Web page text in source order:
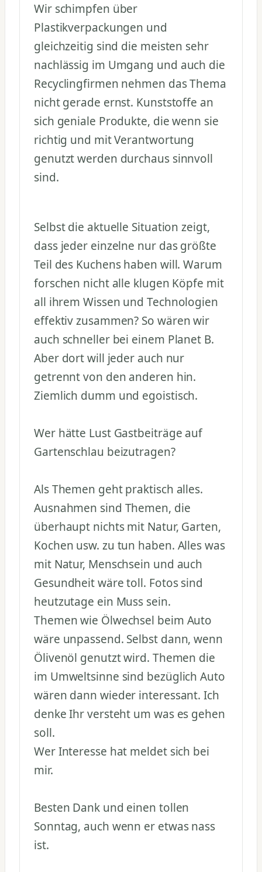
Wir schimpfen über
Plastikverpackungen und
gleichzeitig sind die meisten sehr
nachlässig im Umgang und auch die
Recyclingfirmen nehmen das Thema
nicht gerade ernst. Kunststoffe an
sich geniale Produkte, die wenn sie
richtig und mit Verantwortung
genutzt werden durchaus sinnvoll
sind.
Selbst die aktuelle Situation zeigt,
dass jeder einzelne nur das größte
Teil des Kuchens haben will. Warum
forschen nicht alle klugen Köpfe mit
all ihrem Wissen und Technologien
effektiv zusammen? So wären wir
auch schneller bei einem Planet B.
Aber dort will jeder auch nur
getrennt von den anderen hin.
Ziemlich dumm und egoistisch.
Wer hätte Lust Gastbeiträge auf
Gartenschlau beizutragen?
Als Themen geht praktisch alles.
Ausnahmen sind Themen, die
überhaupt nichts mit Natur, Garten,
Kochen usw. zu tun haben. Alles was
mit Natur, Menschsein und auch
Gesundheit wäre toll. Fotos sind
heutzutage ein Muss sein.
Themen wie Ölwechsel beim Auto
wäre unpassend. Selbst dann, wenn
Ölivenöl genutzt wird. Themen die
im Umweltsinne sind bezüglich Auto
wären dann wieder interessant. Ich
denke Ihr versteht um was es gehen
soll.
Wer Interesse hat meldet sich bei
mir.
Besten Dank und einen tollen
Sonntag, auch wenn er etwas nass
ist.